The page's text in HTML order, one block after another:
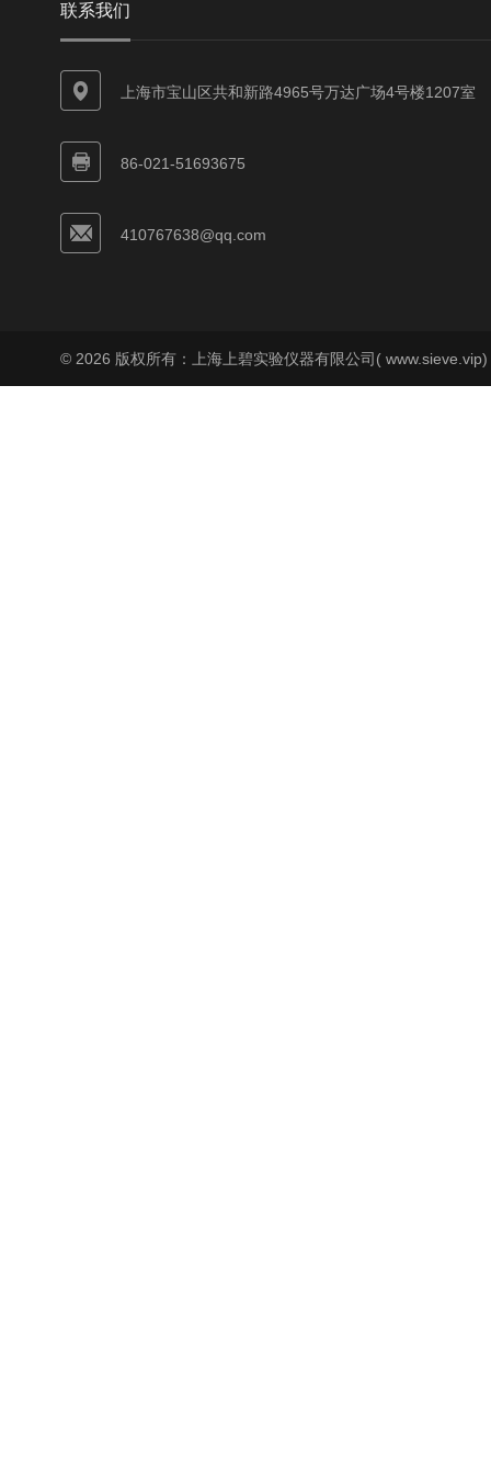
联系我们
上海市宝山区共和新路4965号万达广场4号楼1207室
86-021-51693675
410767638@qq.com
© 2026 版权所有：上海上碧实验仪器有限公司(